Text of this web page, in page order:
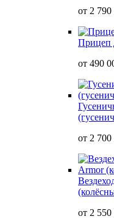
от 2 790
Прицеп
от 490
от 2 700
от 2 550